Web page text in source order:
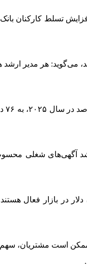
تسلط کارکنان
می‌گوید: هر مدیر
طبق
آگهی‌های شغلی
تعداد محدودی از مدیران با حقوق متوسط حدود ۱.۶
مشتریان، سهم